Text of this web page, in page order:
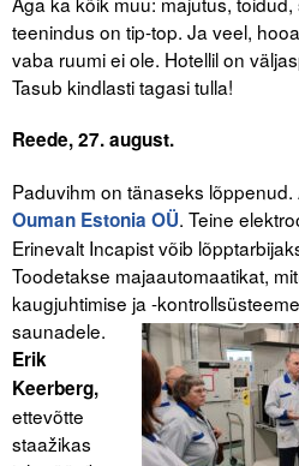
teenindus on tip-top. Ja veel,
vaba ruumi ei ole. Hotellil on
Tasub kindlasti tagasi tulla!
Reede, 27. august.
Paduvihm on tänaseks
Ouman Estonia OÜ. Teine
Erinevalt Incapist võib
Toodetakse majaautomaatikat,
kaugjuhtimise ja -
saunadele.
Erik
Keerberg,
ettevõtte
staažikas